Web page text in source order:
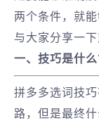
两个条件，就
与大家分享一
一、技巧是什
拼多多选词技
路，但是最终